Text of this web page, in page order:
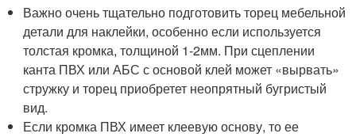
Важно очень тщательно подготовить торец мебельной
детали для наклейки, особенно если используется
толстая кромка, толщиной 1-2мм. При сцеплении
канта ПВХ или АБС с основой клей может «вырвать»
стружку и торец приобретет неопрятный бугристый
вид.
Если кромка ПВХ имеет клеевую основу, то ее